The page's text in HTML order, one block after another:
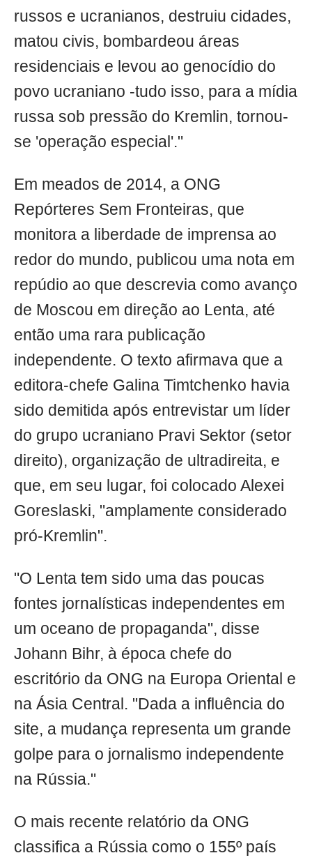
russos e ucranianos, destruiu cidades,
matou civis, bombardeou áreas
residenciais e levou ao genocídio do
povo ucraniano -tudo isso, para a mídia
russa sob pressão do Kremlin, tornou-
se 'operação especial'."
Em meados de 2014, a ONG
Repórteres Sem Fronteiras, que
monitora a liberdade de imprensa ao
redor do mundo, publicou uma nota em
repúdio ao que descrevia como avanço
de Moscou em direção ao Lenta, até
então uma rara publicação
independente. O texto afirmava que a
editora-chefe Galina Timtchenko havia
sido demitida após entrevistar um líder
do grupo ucraniano Pravi Sektor (setor
direito), organização de ultradireita, e
que, em seu lugar, foi colocado Alexei
Goreslaski, "amplamente considerado
pró-Kremlin".
"O Lenta tem sido uma das poucas
fontes jornalísticas independentes em
um oceano de propaganda", disse
Johann Bihr, à época chefe do
escritório da ONG na Europa Oriental e
na Ásia Central. "Dada a influência do
site, a mudança representa um grande
golpe para o jornalismo independente
na Rússia."
O mais recente relatório da ONG
classifica a Rússia como o 155º país